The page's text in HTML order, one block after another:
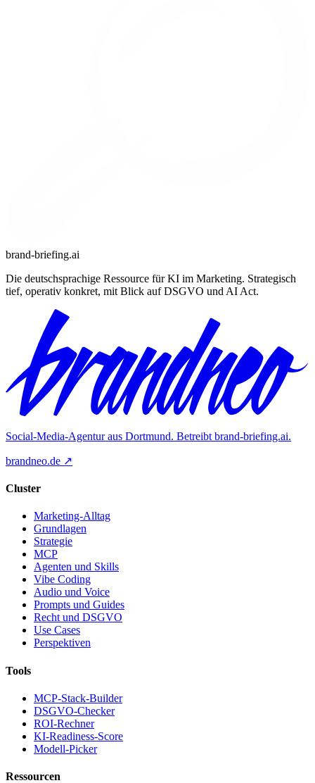
brand-briefing.ai
Die deutschsprachige Ressource für KI im Marketing. Strategisch
tief, operativ konkret, mit Blick auf DSGVO und AI Act.
Social-Media-Agentur aus Dortmund. Betreibt brand-briefing.ai.
brandneo.de ↗
Cluster
Marketing-Alltag
Grundlagen
Strategie
MCP
Agenten und Skills
Vibe Coding
Audio und Voice
Prompts und Guides
Recht und DSGVO
Use Cases
Perspektiven
Tools
MCP-Stack-Builder
DSGVO-Checker
ROI-Rechner
KI-Readiness-Score
Modell-Picker
Ressourcen